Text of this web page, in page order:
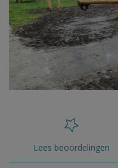
Lees beoordelingen